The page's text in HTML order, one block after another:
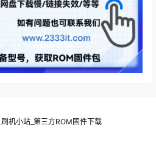
机小站_第三方ROM固件下载